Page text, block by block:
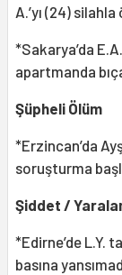
A.’yı (24)
*Sakarya’da
apartmanda
Şüpheli Ölüm
*Erzincan’da
soruşturma
Şiddet /
*Edirne’de L.Y.
basına